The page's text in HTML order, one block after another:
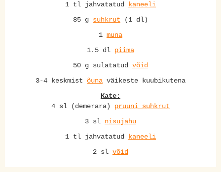
1 tl jahvatatud
kaneeli
85 g suhkrut (1 dl)
1 muna
1.5 dl piima
50 g sulatatud võid
3-4 keskmist õuna väikeste kuubikutena
Kate:
4 sl (demerara) pruuni suhkrut
3 sl nisujahu
1 tl jahvatatud
kaneeli
2 sl võid